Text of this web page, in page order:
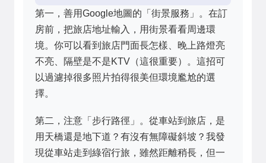
第一，善用Google地圖的「街景服務」。在訂
房前，把旅店地址輸入，用街景看看周邊環
境。你可以看到旅店門面長怎樣、晚上路燈亮
不亮、隔壁是不是KTV（這很重要）。這招可
以過濾掉很多照片拍得很美但環境尷尬的選
擇。
第二，注意「步行路徑」。從車站到旅店，是
用天橋還是地下道？有沒有無障礙斜坡？我發
現從車站走到綠宿行旅，雖然距離稍長，但一